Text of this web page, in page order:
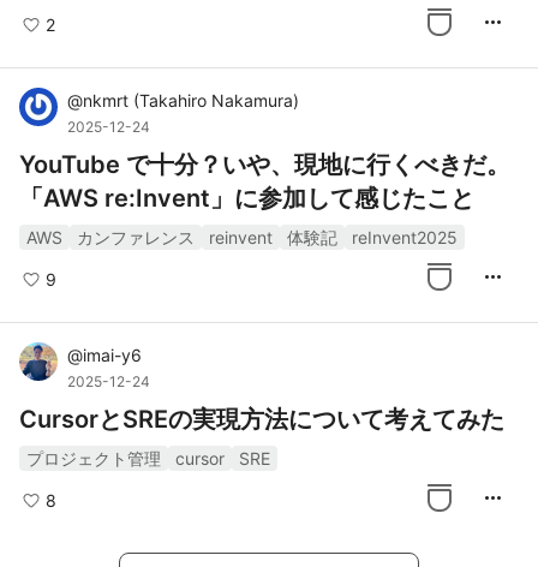
2 more_horiz
@nkmrt (Takahiro Nakamura)
2025-12-24
YouTube で十分？いや、現地に行くべきだ。
「AWS re:Invent」に参加して感じたこと
AWS カンファレンス reinvent 体験記 reInvent2025
9 more_horiz
@imai-y6
2025-12-24
CursorとSREの実現方法について考えてみた
プロジェクト管理 cursor SRE
8 more_horiz